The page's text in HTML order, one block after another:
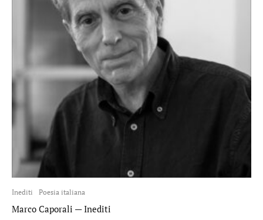
Inediti Poesia italiana
Marco Caporali — Inediti